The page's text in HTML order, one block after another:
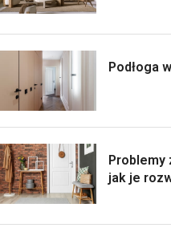
Podłoga
Problemy
jak je